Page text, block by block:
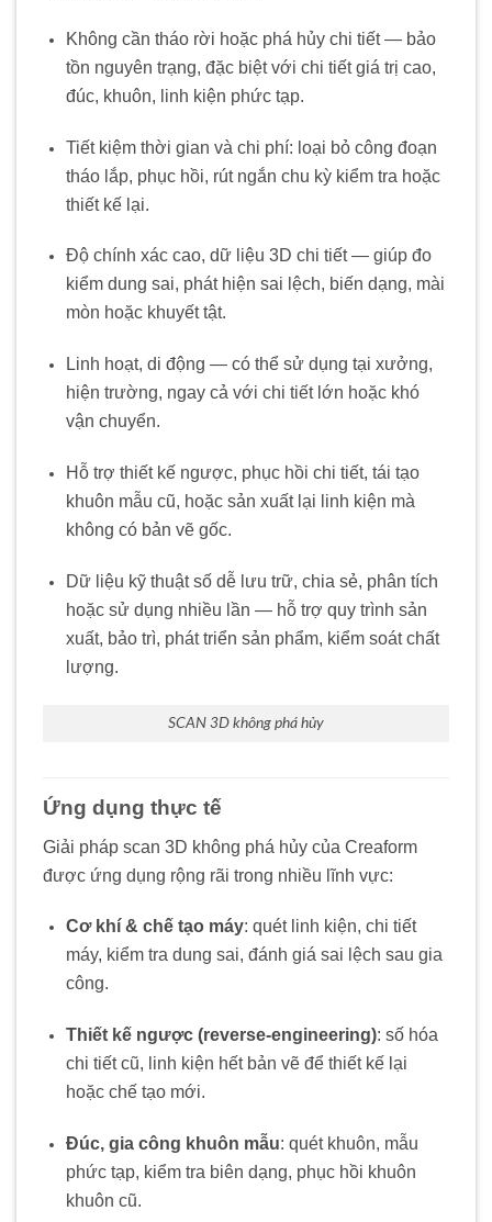
Không cần tháo rời hoặc phá hủy chi tiết — bảo
tồn nguyên trạng, đặc biệt với chi tiết giá trị cao,
đúc, khuôn, linh kiện phức tạp.
Tiết kiệm thời gian và chi phí: loại bỏ công đoạn
tháo lắp, phục hồi, rút ngắn chu kỳ kiểm tra hoặc
thiết kế lại.
Độ chính xác cao, dữ liệu 3D chi tiết — giúp đo
kiểm dung sai, phát hiện sai lệch, biến dạng, mài
mòn hoặc khuyết tật.
Linh hoạt, di động — có thể sử dụng tại xưởng,
hiện trường, ngay cả với chi tiết lớn hoặc khó
vận chuyển.
Hỗ trợ thiết kế ngược, phục hồi chi tiết, tái tạo
khuôn mẫu cũ, hoặc sản xuất lại linh kiện mà
không có bản vẽ gốc.
Dữ liệu kỹ thuật số dễ lưu trữ, chia sẻ, phân tích
hoặc sử dụng nhiều lần — hỗ trợ quy trình sản
xuất, bảo trì, phát triển sản phẩm, kiểm soát chất
lượng.
SCAN 3D không phá hủy
Ứng dụng thực tế
Giải pháp scan 3D không phá hủy của Creaform
được ứng dụng rộng rãi trong nhiều lĩnh vực:
Cơ khí & chế tạo máy: quét linh kiện, chi tiết
máy, kiểm tra dung sai, đánh giá sai lệch sau gia
công.
Thiết kế ngược (reverse-engineering): số hóa
chi tiết cũ, linh kiện hết bản vẽ để thiết kế lại
hoặc chế tạo mới.
Đúc, gia công khuôn mẫu: quét khuôn, mẫu
phức tạp, kiểm tra biên dạng, phục hồi khuôn
khuôn cũ.